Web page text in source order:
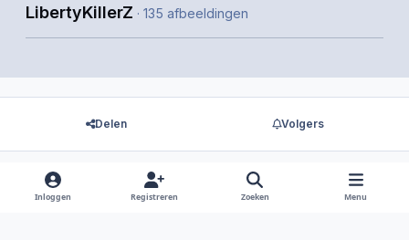
LibertyKillerZ · 135 afbeeldingen
Delen Volgers
Er zijn geen reacties om weer te geven.
Inloggen Registreren Zoeken Menu